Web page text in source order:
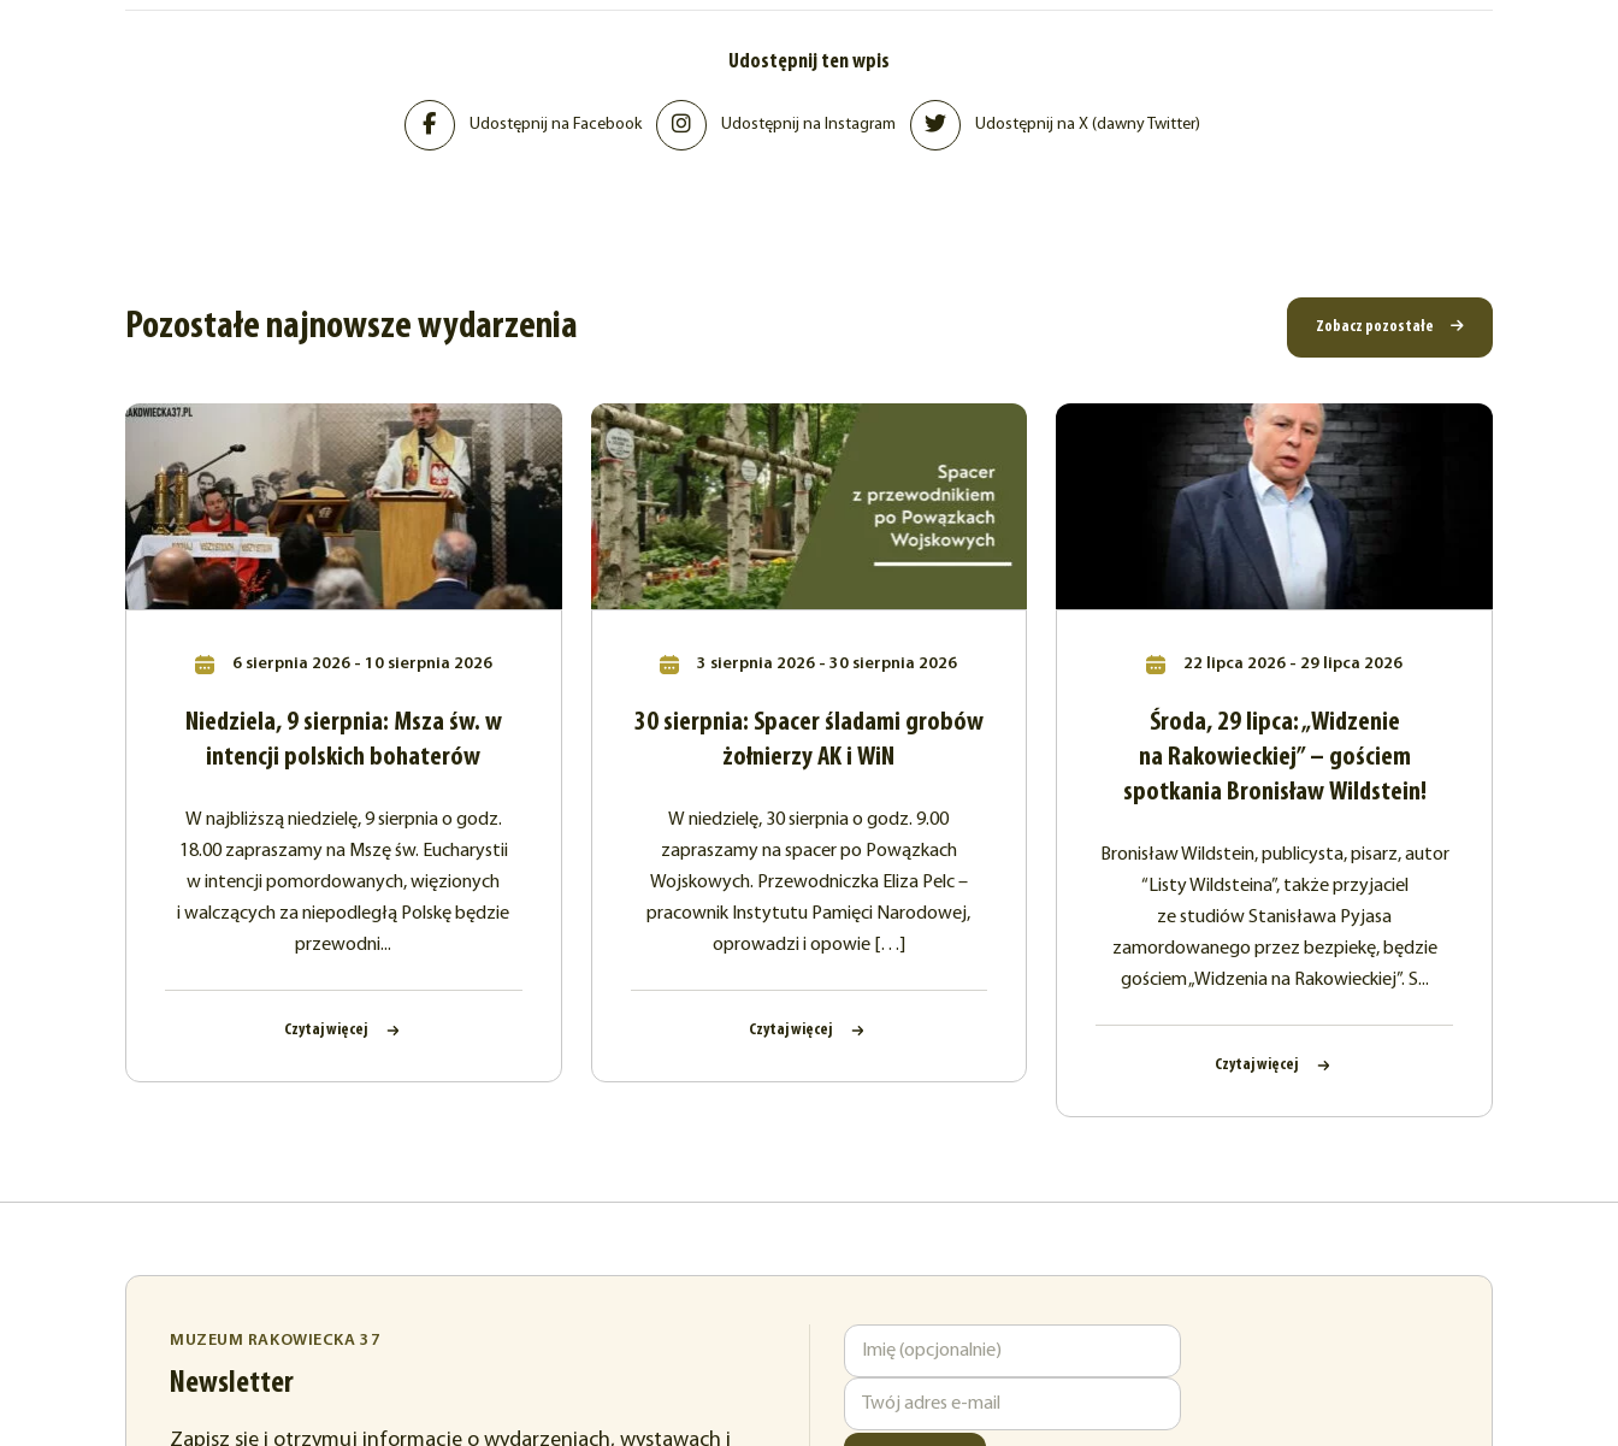
Udostępnij ten wpis
Udostępnij na Facebook Udostępnij na Instagram Udostępnij na X (dawny Twitter)
Pozostałe najnowsze wydarzenia Zobacz pozostałe
6 sierpnia 2026 - 10 sierpnia 2026
Niedziela, 9 sierpnia: Msza św. w
intencji polskich bohaterów
W najbliższą niedzielę, 9 sierpnia o godz.
18.00 zapraszamy na Mszę św. Eucharystii
w intencji pomordowanych, więzionych
i walczących za niepodległą Polskę będzie
przewodni...
Czytaj więcej
3 sierpnia 2026 - 30 sierpnia 2026
30 sierpnia: Spacer śladami grobów
żołnierzy AK i WiN
W niedzielę, 30 sierpnia o godz. 9.00
zapraszamy na spacer po Powązkach
Wojskowych. Przewodniczka Eliza Pelc –
pracownik Instytutu Pamięci Narodowej,
oprowadzi i opowie […]
Czytaj więcej
22 lipca 2026 - 29 lipca 2026
Środa, 29 lipca: „Widzenie
na Rakowieckiej” – gościem
spotkania Bronisław Wildstein!
Bronisław Wildstein, publicysta, pisarz, autor
“Listy Wildsteina”, także przyjaciel
ze studiów Stanisława Pyjasa
zamordowanego przez bezpiekę, będzie
gościem „Widzenia na Rakowieckiej”. S...
Czytaj więcej
MUZEUM RAKOWIECKA 37
Newsletter
Zapisz się i otrzymuj informacje o wydarzeniach, wystawach i
Imię
Adres